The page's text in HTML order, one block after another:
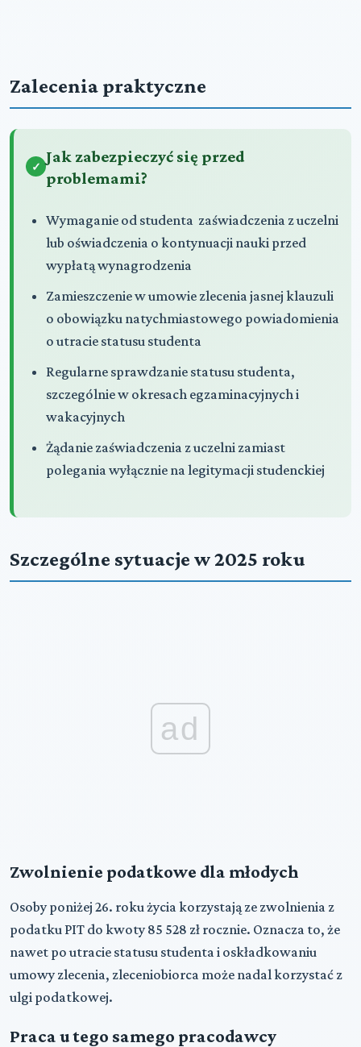
Zalecenia praktyczne
Jak zabezpieczyć się przed
problemami?
Wymaganie od studenta zaświadczenia z uczelni
lub oświadczenia o kontynuacji nauki przed
wypłatą wynagrodzenia
Zamieszczenie w umowie zlecenia jasnej klauzuli
o obowiązku natychmiastowego powiadomienia
o utracie statusu studenta
Regularne sprawdzanie statusu studenta,
szczególnie w okresach egzaminacyjnych i
wakacyjnych
Żądanie zaświadczenia z uczelni zamiast
polegania wyłącznie na legitymacji studenckiej
Szczególne sytuacje w 2025 roku
ad
Zwolnienie podatkowe dla młodych
Osoby poniżej 26. roku życia korzystają ze zwolnienia z
podatku PIT do kwoty 85 528 zł rocznie. Oznacza to, że
nawet po utracie statusu studenta i oskładkowaniu
umowy zlecenia, zleceniobiorca może nadal korzystać z
ulgi podatkowej.
Praca u tego samego pracodawcy